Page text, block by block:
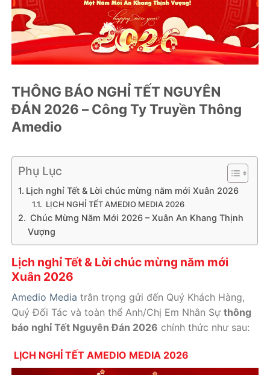
THÔNG BÁO NGHỈ TẾT NGUYÊN
ĐÁN 2026 – Công Ty Truyền Thông
Amedio
Phụ Lục
Lịch nghỉ Tết & Lời chúc mừng năm mới Xuân 2026
LỊCH NGHỈ TẾT AMEDIO MEDIA 2026
Chúc Mừng Năm Mới 2026 – Xuân An Khang Thịnh
Vượng
Lịch nghỉ Tết & Lời chúc mừng năm mới
Xuân 2026
Amedio Media trân trọng gửi đến Quý Khách Hàng,
Quý Đối Tác và toàn thể Anh/Chị Em Nhân Sựthông
báo nghỉ Tết Nguyên Đán 2026 chính thức như sau:
LỊCH NGHỈ TẾT AMEDIO MEDIA 2026